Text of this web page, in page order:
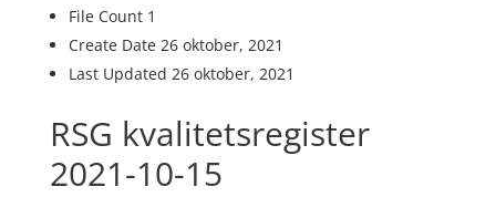
File Count 1
Create Date 26 oktober, 2021
Last Updated 26 oktober, 2021
RSG kvalitetsregister
2021-10-15